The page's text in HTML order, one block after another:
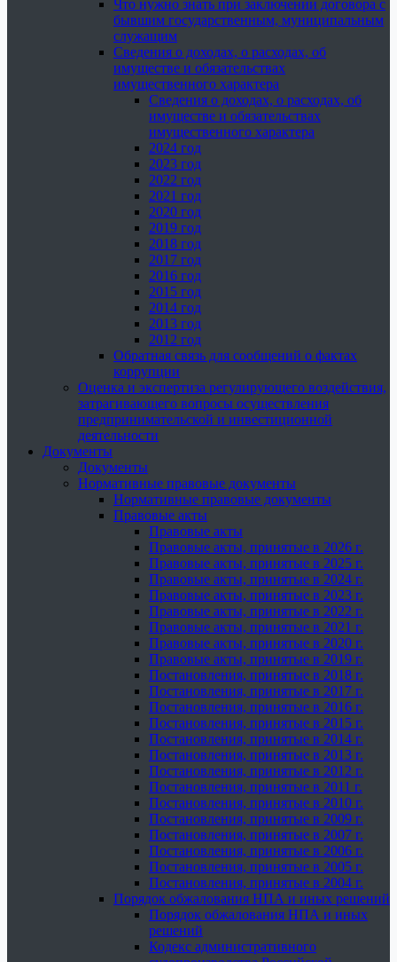
Что нужно знать при заключении договора с
бывшим государственным, муниципальным
служащим
Сведения о доходах, о расходах, об
имуществе и обязательствах
имущественного характера
Сведения о доходах, о расходах, об
имуществе и обязательствах
имущественного характера
2024 год
2023 год
2022 год
2021 год
2020 год
2019 год
2018 год
2017 год
2016 год
2015 год
2014 год
2013 год
2012 год
Обратная связь для сообщений о фактах
коррупции
Оценка и экспертиза регулирующего воздействия,
затрагивающего вопросы осуществления
предпринимательской и инвестиционной
деятельности
Документы
Документы
Нормативные правовые документы
Нормативные правовые документы
Правовые акты
Правовые акты
Правовые акты, принятые в 2026 г.
Правовые акты, принятые в 2025 г.
Правовые акты, принятые в 2024 г.
Правовые акты, принятые в 2023 г.
Правовые акты, принятые в 2022 г.
Правовые акты, принятые в 2021 г.
Правовые акты, принятые в 2020 г.
Правовые акты, принятые в 2019 г.
Постановления, принятые в 2018 г.
Постановления, принятые в 2017 г.
Постановления, принятые в 2016 г.
Постановления, принятые в 2015 г.
Постановления, принятые в 2014 г.
Постановления, принятые в 2013 г.
Постановления, принятые в 2012 г.
Постановления, принятые в 2011 г.
Постановления, принятые в 2010 г.
Постановления, принятые в 2009 г.
Постановления, принятые в 2007 г.
Постановления, принятые в 2006 г.
Постановления, принятые в 2005 г.
Постановления, принятые в 2004 г.
Порядок обжалования НПА и иных решений
Порядок обжалования НПА и иных
решений
Кодекс административного